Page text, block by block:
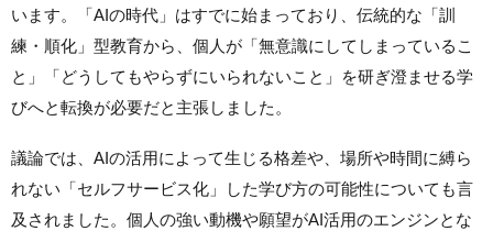
います。「AIの時代」はすでに始まっており、伝統的な「訓
練・順化」型教育から、個人が「無意識にしてしまっているこ
と」「どうしてもやらずにいられないこと」を研ぎ澄ませる学
びへと転換が必要だと主張しました。
議論では、AIの活用によって生じる格差や、場所や時間に縛ら
れない「セルフサービス化」した学び方の可能性についても言
及されました。個人の強い動機や願望がAI活用のエンジンとな